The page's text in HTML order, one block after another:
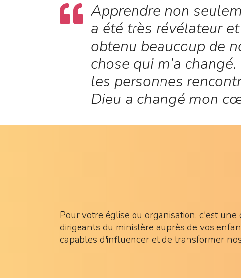
Apprendre non
a été très révélateur
obtenu beaucoup de
chose qui m’a
les personnes
Dieu a changé mon
Pour votre église ou organisation, c'est
dirigeants du ministère auprès de vos
capables d'influencer et de transformer